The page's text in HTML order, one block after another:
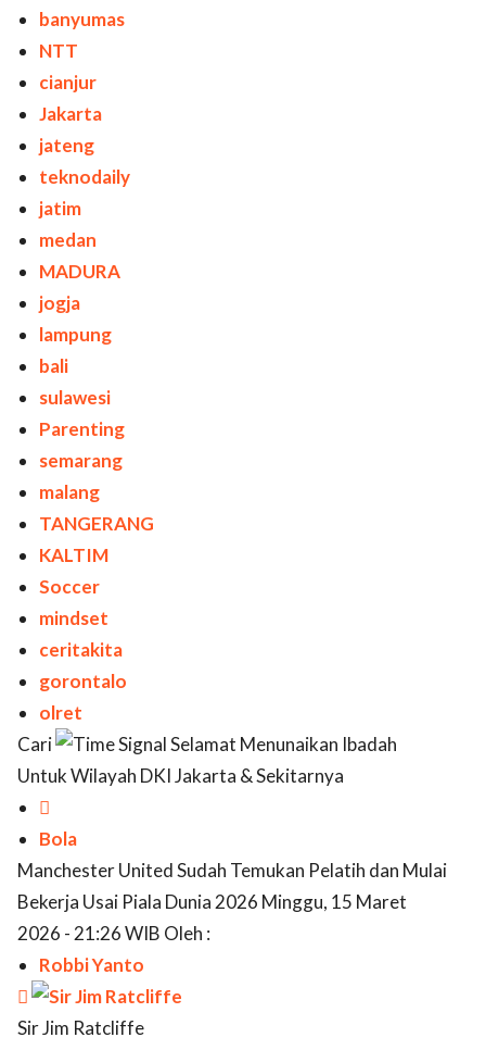
banyumas
NTT
cianjur
Jakarta
jateng
teknodaily
jatim
medan
MADURA
jogja
lampung
bali
sulawesi
Parenting
semarang
malang
TANGERANG
KALTIM
Soccer
mindset
ceritakita
gorontalo
olret
Cari
Selamat Menunaikan Ibadah
Untuk Wilayah DKI Jakarta & Sekitarnya

Bola
Manchester United Sudah Temukan Pelatih dan Mulai
Bekerja Usai Piala Dunia 2026 Minggu, 15 Maret
2026 - 21:26 WIB Oleh :
Robbi Yanto

Sir Jim Ratcliffe